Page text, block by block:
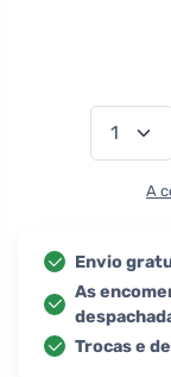
A
Envio
As
Trocas e